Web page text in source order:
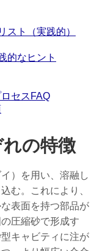
スト（実践的）
的なヒント
セスFAQ
の特徴
）を用い、溶融し
む。これにより、
表面を持つ部品が
圧縮砂で形成す
キャビティに注が